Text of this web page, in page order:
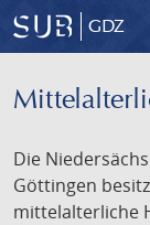
GDZ
Die
Göttingen
mittelalterliche